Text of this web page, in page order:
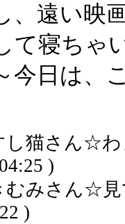
、遠い映
て寝ちゃ
今日は、
し猫さん☆わ
)
むみさん☆見
)